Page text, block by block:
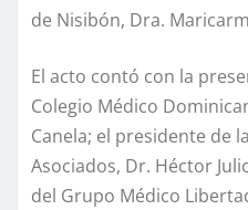
de Nisibón, Dra.
El acto contó con la
Colegio Médico
Canela; el presidente de
Asociados, Dr. Héctor
del Grupo Médico